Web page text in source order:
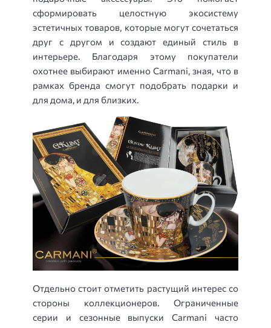
сформировать целостную экосистему
эстетичных товаров, которые могут сочетаться
друг с другом и создают единый стиль в
интерьере. Благодаря этому покупатели
охотнее выбирают именно Carmani, зная, что в
рамках бренда смогут подобрать подарки и
для дома, и для близких.
Отдельно стоит отметить растущий интерес со
стороны коллекционеров. Ограниченные
серии и сезонные выпуски Carmani часто